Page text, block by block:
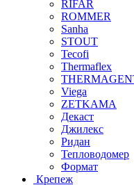
RIFAR
ROMMER
Sanha
STOUT
Tecofi
Thermaflex
Viega
ZETKAMA
Декаст
Джилекс
Ридан
Тепловодомер
Формат
Крепеж